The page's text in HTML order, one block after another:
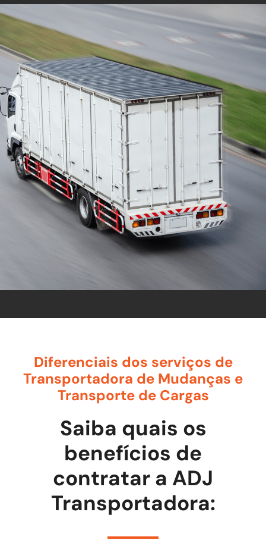
com equipe especializada
e profissionais
cuidadosos
Solicite seu orçamento personalizado e
online sem compromisso com a nossa
equipe, consulte a opção de contratar o
serviço para a região que você deseja
mudar de endereço, deixe tudo conosco e
conte com uma empresa de tradição no
mercado de transporte de móveis.
ORÇAMENTO
Diferenciais dos serviços de
Transportadora de Mudanças e
Transporte de Cargas
Saiba quais os
benefícios de
contratar a ADJ
Transportadora: